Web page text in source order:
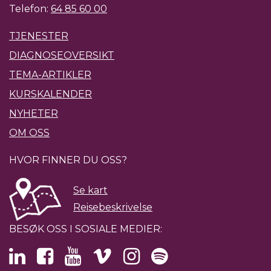
Telefon: 64 85 60 00
TJENESTER
DIAGNOSEOVERSIKT
TEMA-ARTIKLER
KURSKALENDER
NYHETER
OM OSS
HVOR FINNER DU OSS?
Se kart
Reisebeskrivelse
BESØK OSS I SOSIALE MEDIER: